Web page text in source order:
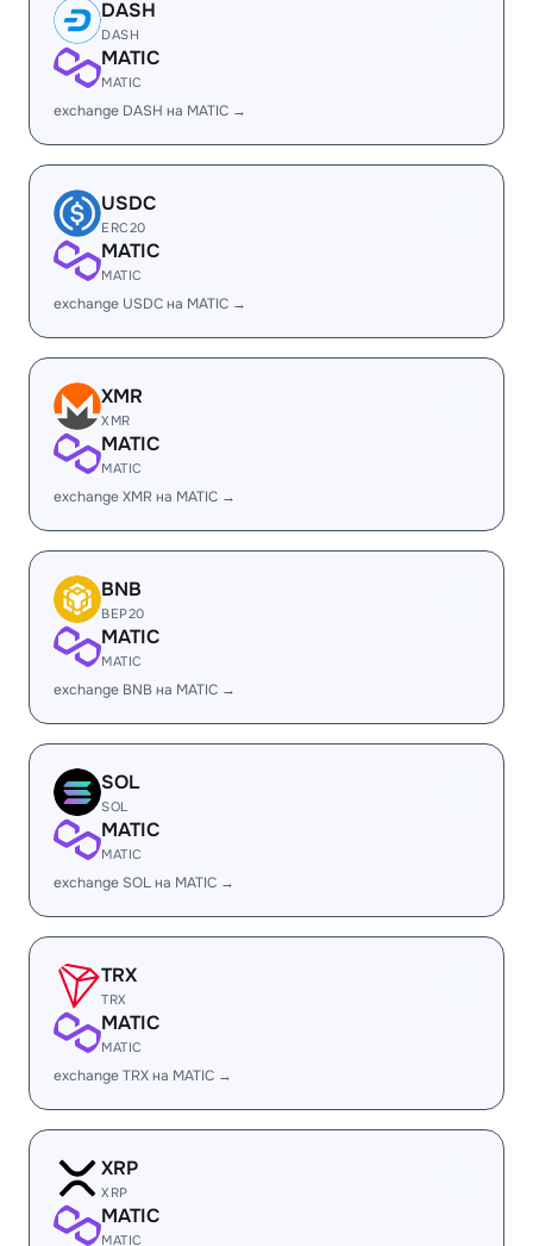
DASH
DASH
MATIC
MATIC
exchange DASH на MATIC →
USDC
ERC20
MATIC
MATIC
exchange USDC на MATIC →
XMR
XMR
MATIC
MATIC
exchange XMR на MATIC →
BNB
BEP20
MATIC
MATIC
exchange BNB на MATIC →
SOL
SOL
MATIC
MATIC
exchange SOL на MATIC →
TRX
TRX
MATIC
MATIC
exchange TRX на MATIC →
XRP
XRP
MATIC
MATIC